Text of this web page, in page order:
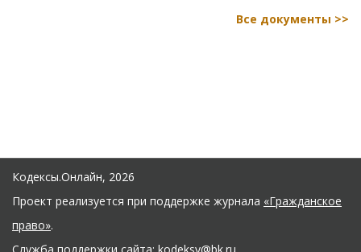
Все документы >>
Кодексы.Онлайн, 2026
Проект реализуется при поддержке журнала «Гражданское
право».